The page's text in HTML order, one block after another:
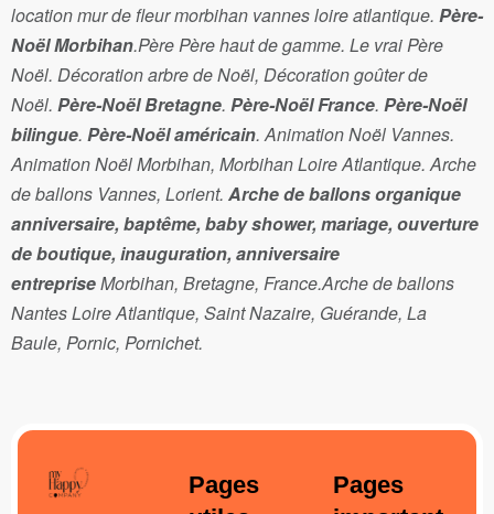
location mur de fleur morbihan vannes loire atlantique. Père-
Noël Morbihan.Père Père haut de gamme. Le vrai Père
Noël. Décoration arbre de Noël, Décoration goûter de
Noël. Père-Noël Bretagne. Père-Noël France. Père-Noël
bilingue. Père-Noël américain. Animation Noël Vannes.
Animation Noël Morbihan, Morbihan Loire Atlantique. Arche
de ballons Vannes, Lorient. Arche de ballons organique
anniversaire, baptême, baby shower, mariage, ouverture
de boutique, inauguration, anniversaire
entrepriseMorbihan, Bretagne, France.Arche de ballons
Nantes Loire Atlantique, Saint Nazaire, Guérande, La
Baule, Pornic, Pornichet.
Pages
Pages